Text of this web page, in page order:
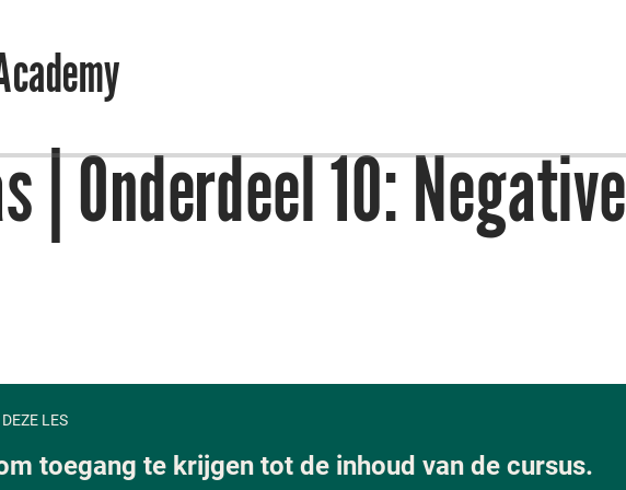
| Onderdeel 10: Negative
LES
toegang te krijgen tot de inhoud van de cursus.